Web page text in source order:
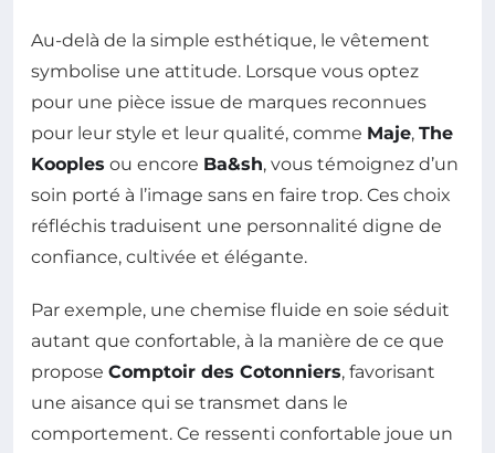
Au-delà de la simple esthétique, le vêtement
symbolise une attitude. Lorsque vous optez
pour une pièce issue de marques reconnues
pour leur style et leur qualité, comme Maje, The
Kooples ou encore Ba&sh, vous témoignez d’un
soin porté à l’image sans en faire trop. Ces choix
réfléchis traduisent une personnalité digne de
confiance, cultivée et élégante.
Par exemple, une chemise fluide en soie séduit
autant que confortable, à la manière de ce que
propose Comptoir des Cotonniers, favorisant
une aisance qui se transmet dans le
comportement. Ce ressenti confortable joue un